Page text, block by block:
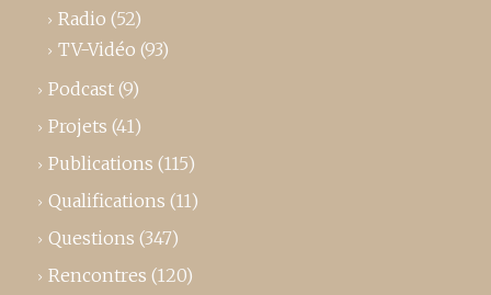
Radio (52)
TV-Vidéo (93)
Podcast (9)
Projets (41)
Publications (115)
Qualifications (11)
Questions (347)
Rencontres (120)